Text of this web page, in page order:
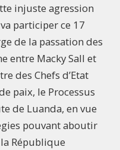
injuste agression
participer ce 17
de la passation des
entre Macky Sall et
des Chefs d’Etat
paix, le Processus
de Luanda, en vue
pouvant aboutir
la République